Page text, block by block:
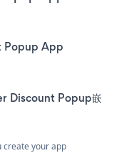
Popup App
Discount Popup嵌
create your app